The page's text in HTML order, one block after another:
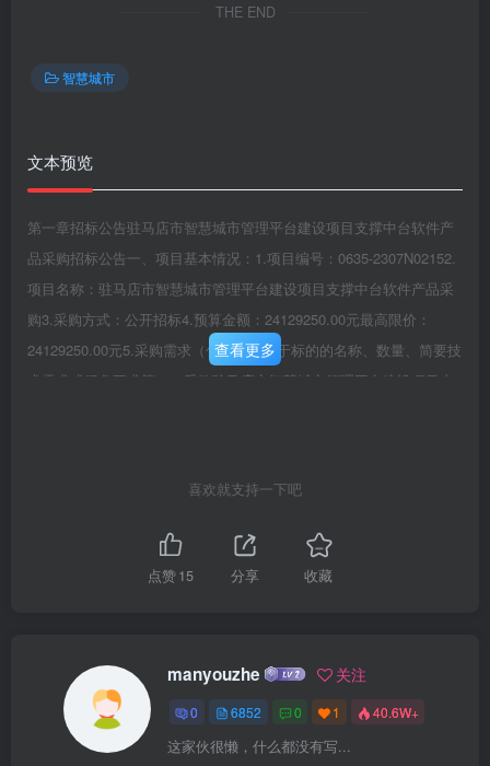
THE END
智慧城市
文本预览
第一章招标公告驻马店市智慧城市管理平台建设项目支撑中台软件产
品采购招标公告一、项目基本情况：1.项目编号：0635-2307N02152.
项目名称：驻马店市智慧城市管理平台建设项目支撑中台软件产品采
购3.采购方式：公开招标4.预算金额：24129250.00元最高限价：
24129250.00元5.采购需求（包括但不限于标的的名称、数量、简要技
术需求或服务要求等）：采购驻马店市智慧城市管理平台建设项目支
满足《中华人民共和国政府采购法》第二十二条规定：2.落实政府采
购政策需满足的资格要求：本项目执行促进中小型企业发展政策、节
能环保、监狱企业、残疾人福利性单位等相关政府采购政策。3.本项
的供应商，拒绝参与本项目政府采购活动【查询渠道：“信用中国”网站
(ww.creditchina.gov.cn)、中国政府采购网(www.ccgp.gov.cn)】。三、
获取招标文件：1.时间：2023年3月8日至2023年3月14日。每天上午
查看更多
喜欢就支持一下吧
点赞15 分享 收藏
manyouzhe 关注
0 6852 0 1 40.6W+
这家伙很懒，什么都没有写...